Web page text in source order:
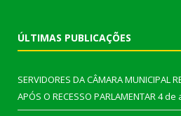
ÚLTIMAS PUBLICAÇÕES
SERVIDORES DA CÂMARA MUNICIPAL
APÓS O RECESSO PARLAMENTAR4 de